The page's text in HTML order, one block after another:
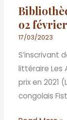
o2
17/03/2023
S’inscrivant
littéraire Les
prix en 2021
congolais